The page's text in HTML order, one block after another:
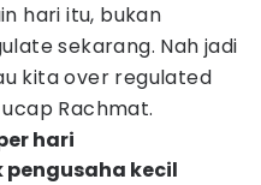
hari itu, bukan
sekarang. Nah jadi
kita over regulated
Rachmat.
hari
kecil